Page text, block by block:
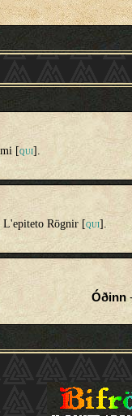
[QUI].
L'epiteto Rögnir [QUI].
Óðinn